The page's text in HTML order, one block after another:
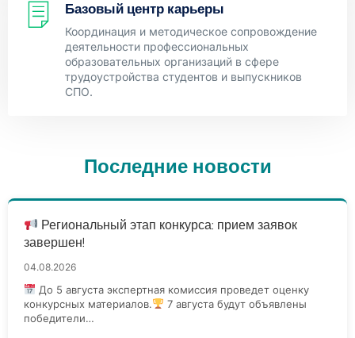
Базовый центр карьеры
Координация и методическое сопровождение
деятельности профессиональных
образовательных организаций в сфере
трудоустройства студентов и выпускников
СПО.
Последние новости
Региональный этап конкурса: прием заявок
завершен!
04.08.2026
До 5 августа экспертная комиссия проведет оценку
конкурсных материалов.
7 августа будут объявлены
победители…